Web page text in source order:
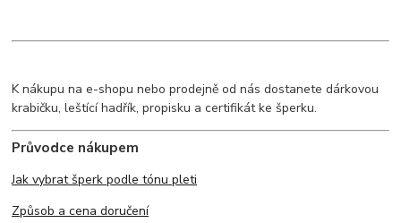
K nákupu na e-shopu nebo prodejně od nás dostanete dárkovou
krabičku, leštící hadřík, propisku a certifikát ke šperku.
Průvodce nákupem
Jak vybrat šperk podle tónu pleti
Způsob a cena doručení